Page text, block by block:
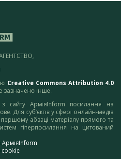
Creative Commons Attribution 4.0
зазначено інше.
з сайту АрміяInform посилання на
Для суб’єктів у сфері онлайн-медіа
абзаці матеріалу прямого та
гіперпосилання на цитований
АрміяInform
cookie